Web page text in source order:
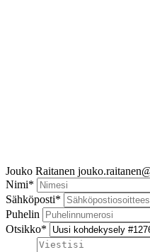
Jouko Raitanen
Nimi*
Sähköposti*
Puhelin
Otsikko*